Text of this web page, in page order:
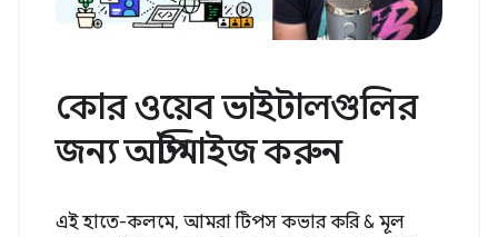
কোর ওয়েব ভাইটালগুলির
জন্য অপ্টিমাইজ করুন
এই হাতে-কলমে, আমরা টিপস কভার করি & মূল